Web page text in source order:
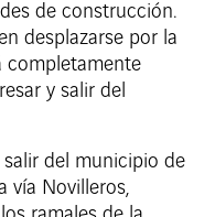
de construcción.
desplazarse por la
completamente
y salir del
del municipio de
vía Novilleros,